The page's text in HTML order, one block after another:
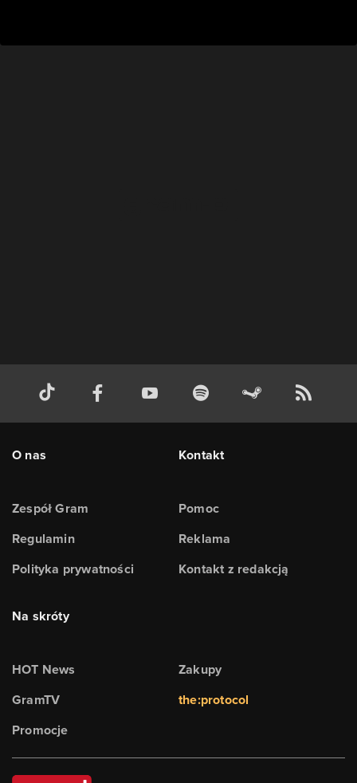
O nas
Zespół Gram
Regulamin
Polityka prywatności
Kontakt
Pomoc
Reklama
Kontakt z redakcją
Na skróty
HOT News
GramTV
Promocje
Zakupy
the:protocol